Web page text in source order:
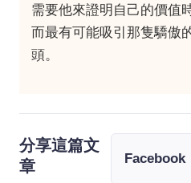
需要他來證明自己的價值
而最有可能吸引那隻驕傲
頭。
分享這篇文
章
Facebook